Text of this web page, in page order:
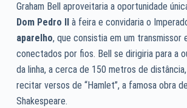
Graham Bell aproveitaria a oportunidade
Dom Pedro II
à feira e convidaria o
aparelho, que consistia em um transmissor
conectados por fios. Bell se dirigiria para a
da linha, a cerca de 150 metros de
recitar versos de “Hamlet”, a famosa obra
Shakespeare.